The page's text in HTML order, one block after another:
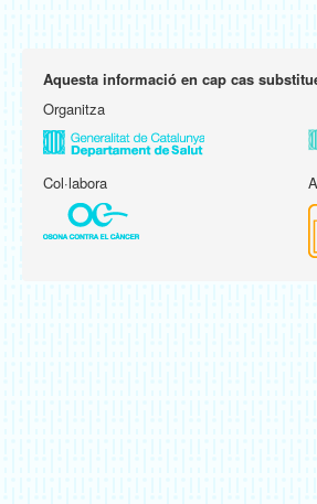
Aquesta informació en cap cas
Organitza
Col·labora